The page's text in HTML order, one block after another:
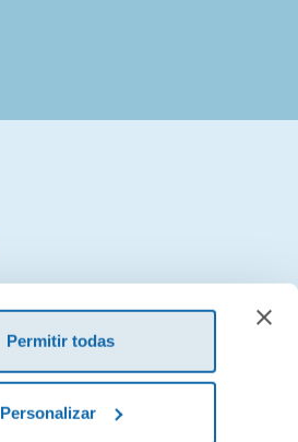
Permitir todas
Personalizar